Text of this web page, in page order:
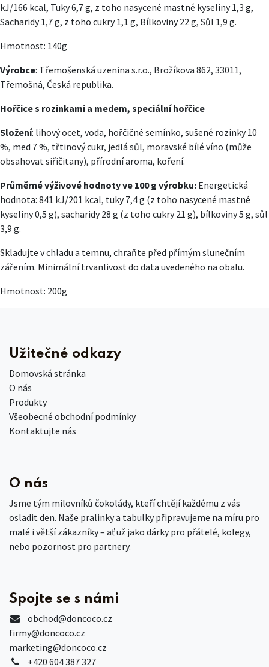
kJ/166 kcal, Tuky 6,7 g, z toho nasycené mastné kyseliny 1,3 g,
Sacharidy 1,7 g, z toho cukry 1,1 g, Bílkoviny 22 g, Sůl 1,9 g.
Hmotnost: 140g
Výrobce: Třemošenská uzenina s.r.o., Brožíkova 862, 33011,
Třemošná, Česká republika.
Hořčice s rozinkami a medem, speciální hořčice
Složení: lihový ocet, voda, hořčičné semínko, sušené rozinky 10
%, med 7 %, třtinový cukr, jedlá sůl, moravské bílé víno (může
obsahovat siřičitany), přírodní aroma, koření.
Průměrné výživové hodnoty ve 100 g výrobku: Energetická
hodnota: 841 kJ/201 kcal, tuky 7,4 g (z toho nasycené mastné
kyseliny 0,5 g), sacharidy 28 g (z toho cukry 21 g), bílkoviny 5 g, sůl
3,9 g.
Skladujte v chladu a temnu, chraňte před přímým slunečním
zářením. Minimální trvanlivost do data uvedeného na obalu.
Hmotnost: 200g
Užitečné odkazy
Domovská stránka
O nás
Produkty
Všeobecné obchodní podmínky
Kontaktujte nás
O nás
Jsme tým milovníků čokolády, kteří chtějí každému z vás
osladit den. Naše pralinky a tabulky připravujeme na míru pro
malé i větší zákazníky – ať už jako dárky pro přátelé, kolegy,
nebo pozornost pro partnery.
Spojte se s námi
obchod@doncoco.cz
firmy@doncoco.cz
marketing@doncoco.cz
+420 604 387 327